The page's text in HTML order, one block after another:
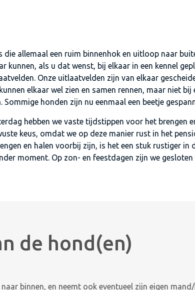
die allemaal een ruim binnenhok en uitloop naar
kunnen, als u dat wenst, bij elkaar in een kennel
Onze uitlaatvelden zijn van elkaar
elkaar wel zien en samen rennen, maar niet
honden zijn nu eenmaal een beetje
hebben we vaste tijdstippen voor het brengen
keus, omdat we op deze manier rust in het
en halen voorbij zijn, is het een stuk rustiger
moment. Op zon- en feestdagen zijn we gesloten
de hond(en)
binnen, en neemt ook eventueel zijn eigen